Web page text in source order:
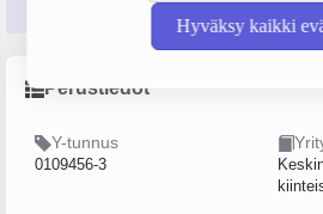
Hyväksy kaikki
Perustiedot
Y-tunnus
0109456-3